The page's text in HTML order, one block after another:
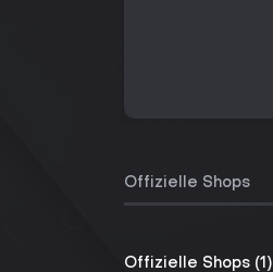
Offizielle Shops
Offizielle Shops (1)